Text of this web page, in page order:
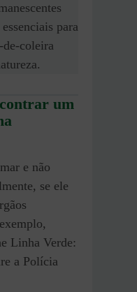
essenciais para
de-coleira
um
e não
se ele
Linha Verde:
a Polícia